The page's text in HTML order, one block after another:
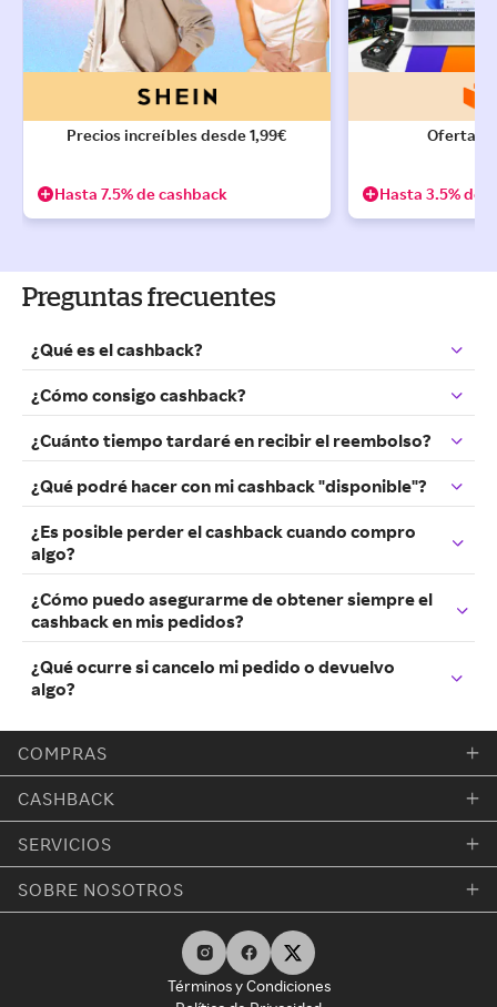
Precios increíbles desde 1,99€
Hasta 7.5% de cashback Hasta 3.5% de
Preguntas frecuentes
¿Qué es el cashback?
¿Cómo consigo cashback?
¿Cuánto tiempo tardaré en recibir el reembolso?
¿Qué podré hacer con mi cashback "disponible"?
¿Es posible perder el cashback cuando compro
algo?
¿Cómo puedo asegurarme de obtener siempre el
cashback en mis pedidos?
¿Qué ocurre si cancelo mi pedido o devuelvo
algo?
COMPRAS
CASHBACK
SERVICIOS
SOBRE NOSOTROS
Términos y Condiciones